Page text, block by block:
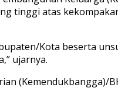
tinggi atas
Kota beserta
ujarnya.